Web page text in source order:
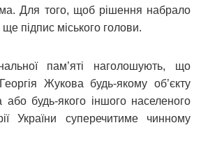
Для того, щоб рішення набрало
ще підпис міського голови.
пам’яті наголошують, що
Жукова будь-якому об’єкту
або будь-якого іншого населеного
України суперечитиме чинному